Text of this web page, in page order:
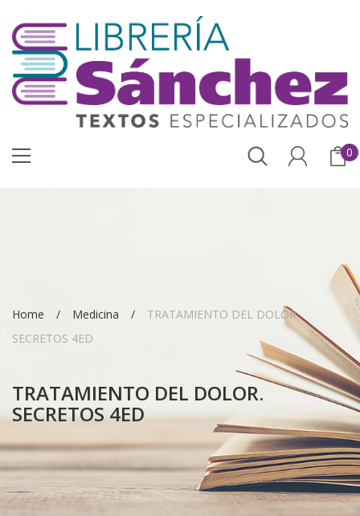
0
Home Medicina
TRATAMIENTO DEL DOLOR.
SECRETOS 4ED
TRATAMIENTO DEL DOLOR.
SECRETOS 4ED